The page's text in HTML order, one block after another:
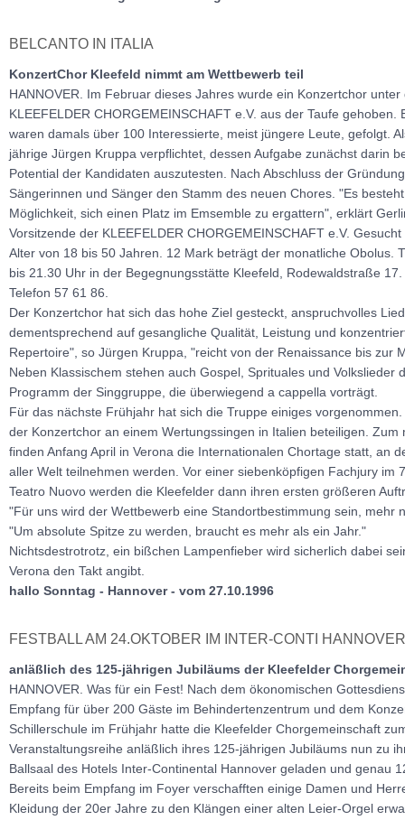
BELCANTO IN ITALIA
KonzertChor Kleefeld nimmt am Wettbewerb teil
HANNOVER. Im Februar dieses Jahres wurde ein Konzertchor
KLEEFELDER CHORGEMEINSCHAFT e.V. aus der Taufe gehoben.
waren damals über 100 Interessierte, meist jüngere Leute, gefolgt.
jährige Jürgen Kruppa verpflichtet, dessen Aufgabe zunächst darin
Potential der Kandidaten auszutesten. Nach Abschluss der
Sängerinnen und Sänger den Stamm des neuen Chores. "Es
Möglichkeit, sich einen Platz im Emsemble zu ergattern", erklärt
Vorsitzende der KLEEFELDER CHORGEMEINSCHAFT e.V.
Alter von 18 bis 50 Jahren. 12 Mark beträgt der monatliche Obolus.
bis 21.30 Uhr in der Begegnungsstätte Kleefeld, Rodewaldstraße
Telefon 57 61 86.
Der Konzertchor hat sich das hohe Ziel gesteckt, anspruchvolles
dementsprechend auf gesangliche Qualität, Leistung und
Repertoire", so Jürgen Kruppa, "reicht von der Renaissance bis zur
Neben Klassischem stehen auch Gospel, Sprituales und Volkslieder
Programm der Singgruppe, die überwiegend a cappella vorträgt.
Für das nächste Frühjahr hat sich die Truppe einiges
der Konzertchor an einem Wertungssingen in Italien beteiligen. Zum
finden Anfang April in Verona die Internationalen Chortage statt, an
aller Welt teilnehmen werden. Vor einer siebenköpfigen Fachjury im
Teatro Nuovo werden die Kleefelder dann ihren ersten größeren
"Für uns wird der Wettbewerb eine Standortbestimmung sein, mehr
"Um absolute Spitze zu werden, braucht es mehr als ein Jahr."
Nichtsdestrotrotz, ein bißchen Lampenfieber wird sicherlich dabei
Verona den Takt angibt.
hallo Sonntag - Hannover - vom 27.10.1996
FESTBALL AM 24.OKTOBER IM INTER-CONTI HANNOVER
anläßlich des 125-jährigen Jubiläums der Kleefelder
HANNOVER. Was für ein Fest! Nach dem ökonomischen
Empfang für über 200 Gäste im Behindertenzentrum und dem
Schillerschule im Frühjahr hatte die Kleefelder Chorgemeinschaft
Veranstaltungsreihe anläßlich ihres 125-jährigen Jubiläums nun zu
Ballsaal des Hotels Inter-Continental Hannover geladen und genau
Bereits beim Empfang im Foyer verschafften einige Damen und
Kleidung der 20er Jahre zu den Klängen einer alten Leier-Orgel